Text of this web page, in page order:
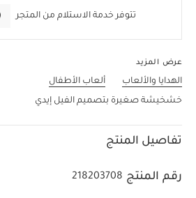
تتوفر خدمة الاستلام من المتجر
عرض المزيد
الهدايا والألعاب
ألعاب الأطفال
خشخيشة صغيرة بتصميم الفيل إيدي
تفاصيل المنتج
رقم المنتج 218203708